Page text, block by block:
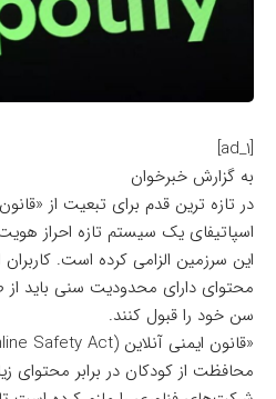
[ad_1]
به گزارش خبرخوان
در تازه ترین قدم برای تبعیت از «قانون
اسپاتیفای یک سیستم تازه احراز
این سرزمین الزامی کرده است.
محتوای دارای محدودیت سنی باید
سن خود را قبول کنند.
محافظت از کودکان در برابر محتوای